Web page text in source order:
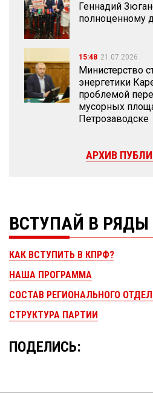
Геннадий
полноценному
15:48 21.07.2026
Министерство
энергетики
проблемой
мусорных
Петрозаводске
АРХИВ
ВСТУПАЙ В РЯДЫ
КАК ВСТУПИТЬ В КПРФ?
НАША ПРОГРАММА
СОСТАВ РЕГИОНАЛЬНОГО
СТРУКТУРА ПАРТИИ
ПОДЕЛИСЬ: